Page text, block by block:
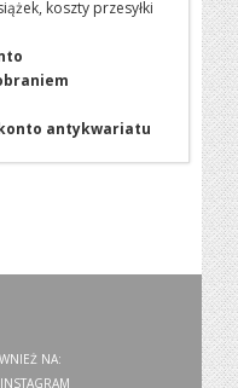
koszty przesyłki
konto antykwariatu
NA:
INSTAGRAM